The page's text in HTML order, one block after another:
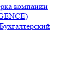
компании